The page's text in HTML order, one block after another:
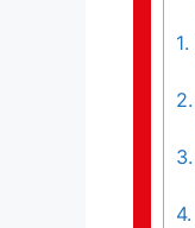
1.
2.
3.
4.